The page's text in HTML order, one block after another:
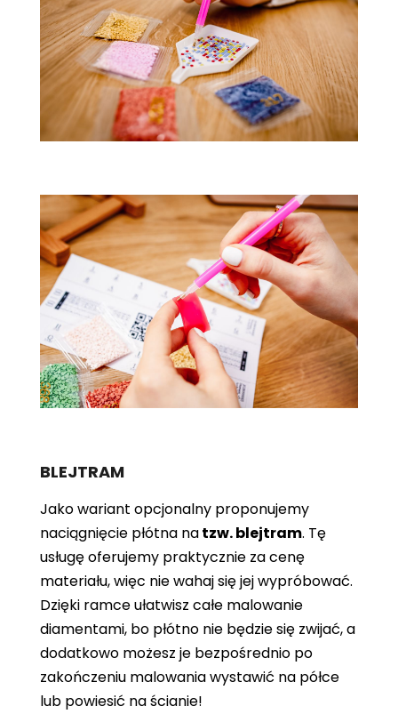
BLEJTRAM
Jako wariant opcjonalny proponujemy
naciągnięcie płótna natzw. blejtram. Tę
usługę oferujemy praktycznie za cenę
materiału, więc nie wahaj się jej wypróbować.
Dzięki ramce ułatwisz całe malowanie
diamentami, bo płótno nie będzie się zwijać, a
dodatkowo możesz je bezpośrednio po
zakończeniu malowania wystawić na półce
lub powiesić na ścianie!